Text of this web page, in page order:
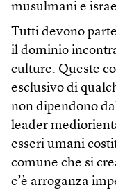
musulmani e
Tutti devono
il dominio
culture. Queste
esclusivo di
non dipendono
leader
esseri umani
comune che si
c’è arroganza